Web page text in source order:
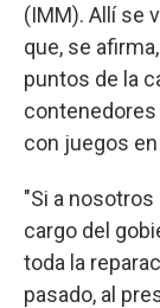
(IMM). Allí se
que, se
puntos de la
contenedores
con juegos
"Si a
cargo del
toda la
pasado, al